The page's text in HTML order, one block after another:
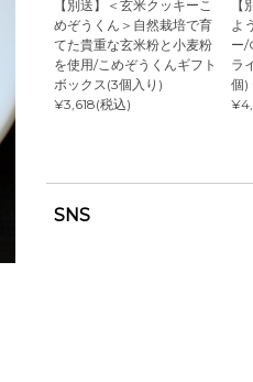
【別送】＜玄米クッキーこ
めぞうくん＞自然栽培で育
てた貴重な玄米粉と小麦粉
を使用/こめぞうくんギフト
ボックス(3個入り)
¥3,618(税込)
よ
ー/
ラ
個)
SNS